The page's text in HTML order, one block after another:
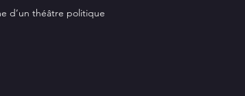
d’un théâtre politique